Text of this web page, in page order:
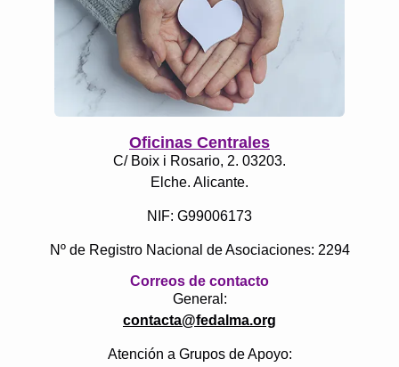
Oficinas Centrales
C/ Boix i Rosario, 2. 03203.
Elche. Alicante.
NIF: G99006173
Nº de Registro Nacional de Asociaciones: 2294
Correos de contacto
General:
contacta@fedalma.org
Atención a Grupos de Apoyo: